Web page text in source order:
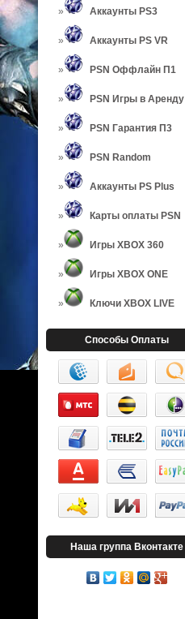
Аккаунты PS3
Аккаунты PS VR
PSN Оффлайн П1
PSN Игры в Аренду
PSN Гарантия П3
PSN Random
Аккаунты PS Plus
Карты оплаты PSN
Игры XBOX 360
Игры XBOX ONE
Ключи XBOX LIVE
Способы Оплаты
Наша группа Вконтакте